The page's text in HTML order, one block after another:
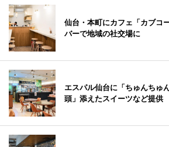
仙台・本町にカフェ「カブ
バーで地域の社交場に
エスパル仙台に「ちゅんち
頭」添えたスイーツなど提供